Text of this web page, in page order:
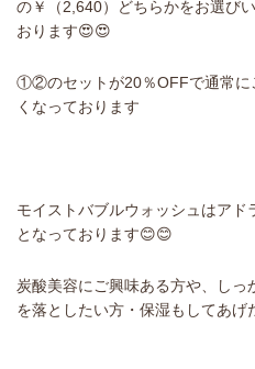
の￥（2,640）どちらかをお選び
おります😍😍
①②のセットが20％OFFで通常に
くなっております
モイストバブルウォッシュはア
となっております😊😊
炭酸美容にご興味ある方や、し
を落としたい方・保湿もしてあ